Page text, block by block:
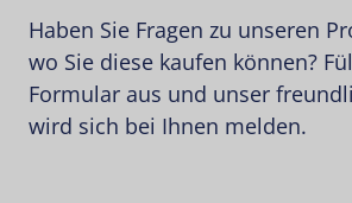
Haben Sie Fragen zu unseren
wo Sie diese kaufen können?
Formular aus und unser
wird sich bei Ihnen melden.